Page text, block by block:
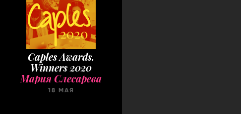
Caples Awards.
Winners 2020
Мария Слесарева
18 МАЯ